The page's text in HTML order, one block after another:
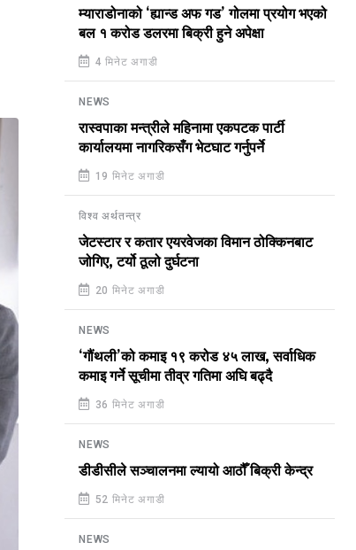
म्याराडोनाको ‘ह्यान्ड अफ गड’ गोलमा प्रयोग भएको
बल १ करोड डलरमा बिक्री हुने अपेक्षा
4 मिनेट अगाडी
NEWS
रास्वपाका मन्त्रीले महिनामा एकपटक पार्टी
कार्यालयमा नागरिकसँग भेटघाट गर्नुपर्ने
19 मिनेट अगाडी
विश्व अर्थतन्त्र
जेटस्टार र कतार एयरवेजका विमान ठोक्किनबाट
जोगिए, टर्यो ठूलो दुर्घटना
20 मिनेट अगाडी
NEWS
‘गौंथली’को कमाइ १९ करोड ४५ लाख, सर्वाधिक
कमाइ गर्ने सूचीमा तीव्र गतिमा अघि बढ्दै
36 मिनेट अगाडी
NEWS
डीडीसीले सञ्चालनमा ल्यायो आठौँ बिक्री केन्द्र
52 मिनेट अगाडी
NEWS